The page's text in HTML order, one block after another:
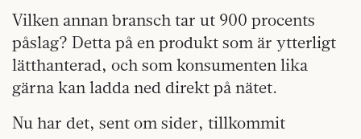
Vilken annan bransch tar ut 900 procents
påslag? Detta på en produkt som är ytterligt
lätthanterad, och som konsumenten lika
gärna kan ladda ned direkt på nätet.
Nu har det, sent om sider, tillkommit